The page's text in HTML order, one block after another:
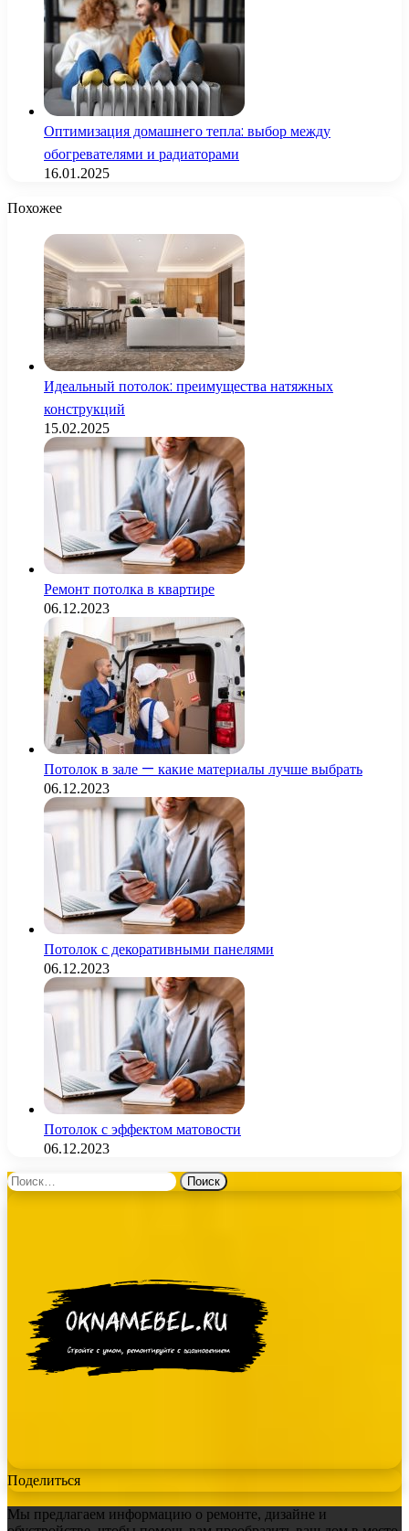
Оптимизация домашнего тепла: выбор между
обогревателями и радиаторами
16.01.2025
Похожее
Идеальный потолок: преимущества натяжных
конструкций
15.02.2025
Ремонт потолка в квартире
06.12.2023
Потолок в зале — какие материалы лучше выбрать
06.12.2023
Потолок с декоративными панелями
06.12.2023
Потолок с эффектом матовости
06.12.2023
Найти:
Поделиться
Мы предлагаем информацию о ремонте, дизайне и